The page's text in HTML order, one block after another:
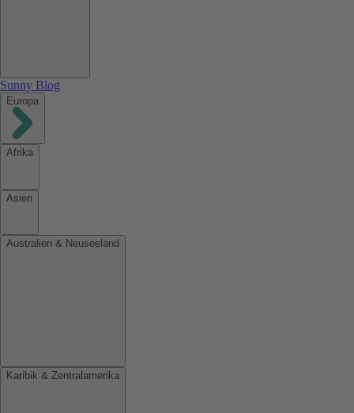
Sunny Blog
Europa
Afrika
Asien
Australien & Neuseeland
Karibik & Zentralamerika